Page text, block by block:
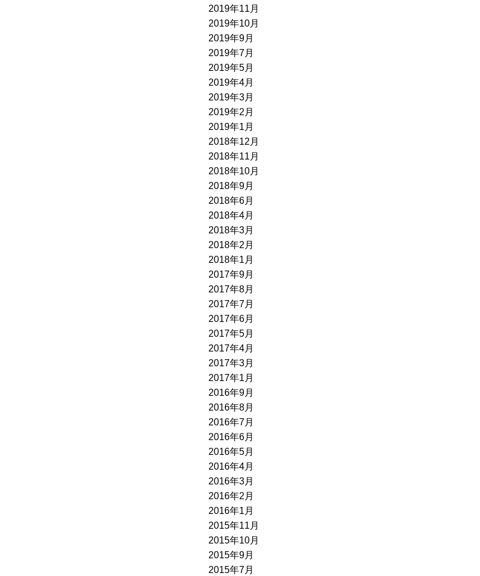
2019年11月
2019年10月
2019年9月
2019年7月
2019年5月
2019年4月
2019年3月
2019年2月
2019年1月
2018年12月
2018年11月
2018年10月
2018年9月
2018年6月
2018年4月
2018年3月
2018年2月
2018年1月
2017年9月
2017年8月
2017年7月
2017年6月
2017年5月
2017年4月
2017年3月
2017年1月
2016年9月
2016年8月
2016年7月
2016年6月
2016年5月
2016年4月
2016年3月
2016年2月
2016年1月
2015年11月
2015年10月
2015年9月
2015年7月